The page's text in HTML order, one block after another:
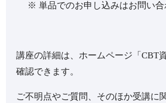
※ 単品でのお申し込みはお問い合
講座の詳細は、ホームページ「CBT
確認できます。
ご不明点やご質問、そのほか受講に